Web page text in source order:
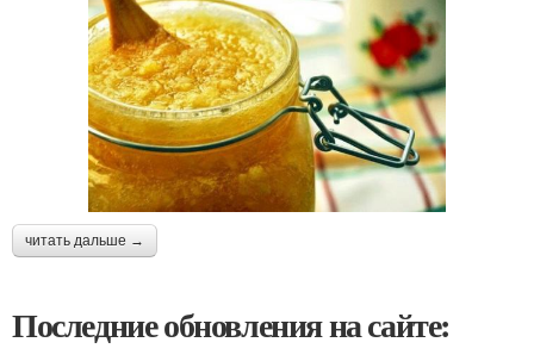
читать дальше →
Последние обновления на сайте: